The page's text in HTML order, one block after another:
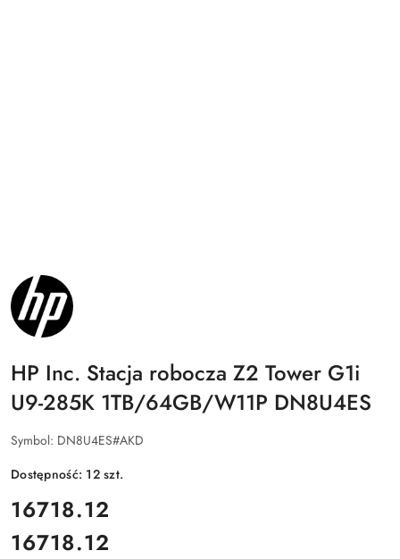
NAZWA
PRODUCENTA:
HP
INC.
HP Inc. Stacja robocza Z2 Tower G1i
U9-285K 1TB/64GB/W11P DN8U4ES
Symbol: DN8U4ES#AKD
Dostępność: 12szt.
cena:
16718.12
Cena:
16718.12